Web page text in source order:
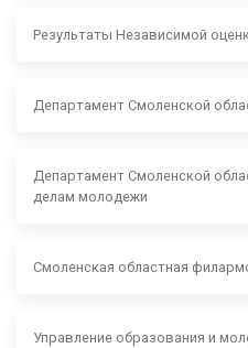
Результаты Независимой
Департамент Смоленской
Департамент Смоленской
делам молодежи
Смоленская областная
Управление образования и